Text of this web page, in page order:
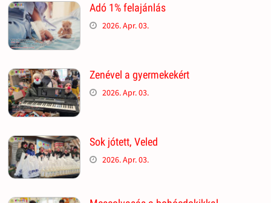
Adó 1% felajánlás
2026. Apr. 03.
Zenével a gyermekekért
2026. Apr. 03.
Sok jótett, Veled
2026. Apr. 03.